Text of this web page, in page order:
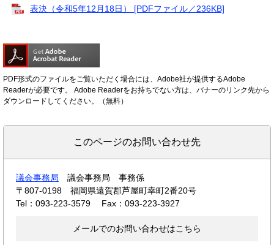
表決（令和5年12月18日） [PDFファイル／236KB]
PDF形式のファイルをご覧いただく場合には、Adobe社が提供するAdobe
Readerが必要です。
Adobe Readerをお持ちでない方は、バナーのリンク先から
ダウンロードしてください。（無料）
このページのお問い合わせ先
議会事務局
議会事務局 事務係
〒807-0198
福岡県遠賀郡芦屋町幸町2番20号
Tel：093-223-3579
Fax：093-223-3927
メールでのお問い合わせはこちら